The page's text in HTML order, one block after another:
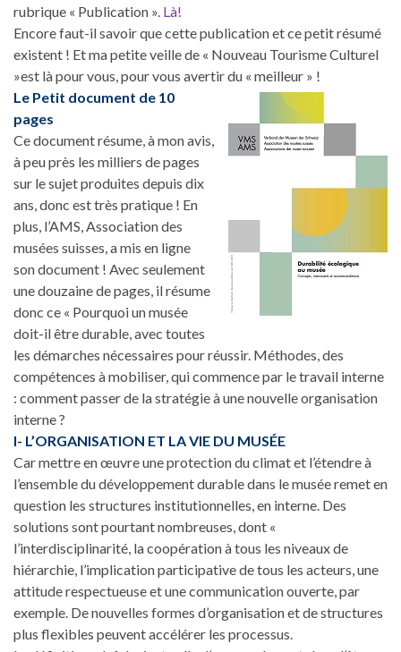
rubrique « Publication ». Là!
Encore faut-il savoir que cette publication et ce petit résumé
existent ! Et ma petite veille de « Nouveau Tourisme Culturel
»est là pour vous, pour vous avertir du « meilleur » !
Le Petit document de 10
pages
Ce document résume, à mon avis,
à peu près les milliers de pages
sur le sujet produites depuis dix
ans, donc est très pratique ! En
plus, l’AMS, Association des
musées suisses, a mis en ligne
son document ! Avec seulement
une douzaine de pages, il résume
donc ce « Pourquoi un musée
doit-il être durable, avec toutes
les démarches nécessaires pour réussir. Méthodes, des
compétences à mobiliser, qui commence par le travail interne
: comment passer de la stratégie à une nouvelle organisation
interne ?
I- L’ORGANISATION ET LA VIE DU MUSÉE
Car mettre en œuvre une protection du climat et l’étendre à
l’ensemble du développement durable dans le musée remet en
question les structures institutionnelles, en interne. Des
solutions sont pourtant nombreuses, dont «
l’interdisciplinarité, la coopération à tous les niveaux de
hiérarchie, l’implication participative de tous les acteurs, une
attitude respectueuse et une communication ouverte, par
exemple. De nouvelles formes d’organisation et de structures
plus flexibles peuvent accélérer les processus.